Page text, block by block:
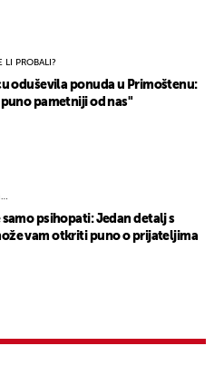
LI PROBALI?
oduševila ponuda u Primoštenu:
pametniji od nas"
samo psihopati: Jedan detalj s
vam otkriti puno o prijateljima